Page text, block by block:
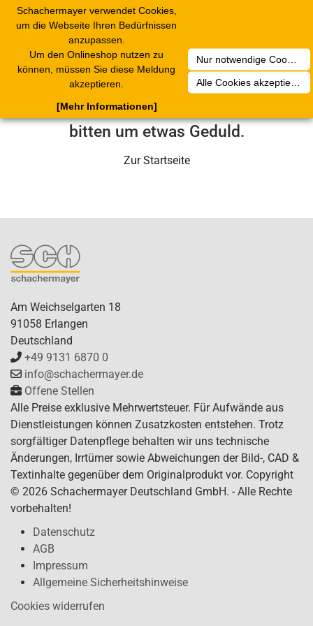
Schachermayer verwendet Cookies,
um die Webseite Ihren Bedürfnissen
anzupassen.
Um den Onlineshop nutzen zu
können, müssen Sie diese Meldung
akzeptieren.
Nur notwendige Cookies akzeptieren
Alle Cookies akzeptieren
[Mehr Informationen]
Leider ist ein technischer Fehler
aufgetreten. Unser Service-Team wird
sich in Kürze darum kümmern. Wir
bitten um etwas Geduld.
Zur Startseite
Am Weichselgarten 18
91058 Erlangen
Deutschland
+49 9131 6870 0
info@schachermayer.de
Offene Stellen
Alle Preise exklusive Mehrwertsteuer. Für Aufwände aus
Dienstleistungen können Zusatzkosten entstehen. Trotz
sorgfältiger Datenpflege behalten wir uns technische
Änderungen, Irrtümer sowie Abweichungen der Bild-, CAD &
Textinhalte gegenüber dem Originalprodukt vor. Copyright
© 2026 Schachermayer Deutschland GmbH. - Alle Rechte
vorbehalten!
Datenschutz
AGB
Impressum
Allgemeine Sicherheitshinweise
Cookies widerrufen